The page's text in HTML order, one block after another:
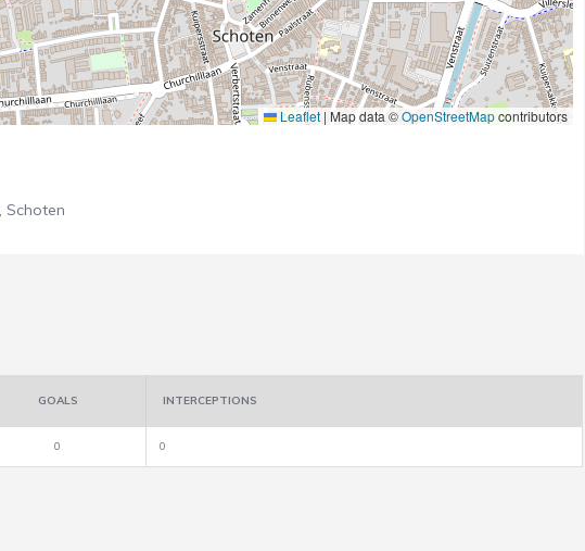
Leaflet | Map data ©OpenStreetMapcontributors
Schoten
GOALS INTERCEPTIONS
0 0